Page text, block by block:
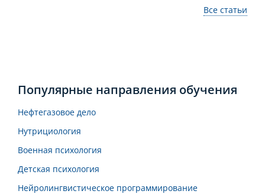
Все статьи
Популярные направления обучения
Нефтегазовое дело
Нутрициология
Военная психология
Детская психология
Нейролингвистическое программирование